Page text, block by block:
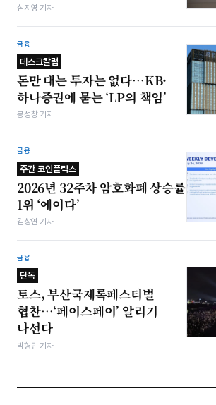
심지영 기자
금융
데스크칼럼
돈만 대는 투자는 없다…KB·
하나증권에 묻는 ‘LP의 책임’
봉성창 기자
금융
주간 코인플릭스
2026년 32주차 암호화폐 상승률
1위 ‘에이다’
김상연 기자
금융
단독
토스, 부산국제록페스티벌
협찬…‘페이스페이’ 알리기
나선다
박형민 기자